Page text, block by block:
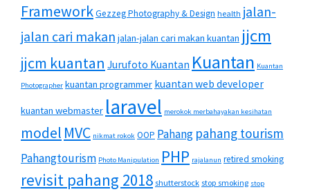
FrameworkGezzeg Photography & Design health jalan-
jalan cari makan jalan-jalan cari makan kuantan jjcm
jjcm kuantan Jurufoto Kuantan Kuantan Kuantan
Photographer kuantan programmer kuantan web developer
kuantan webmaster laravel merokok merbahayakan kesihatan
model MVC nikmat rokok OOP Pahang pahang tourism
Pahangtourism Photo Manipulation PHP rajalanun retired smoking
revisit pahang 2018 shutterstock stop smoking stop